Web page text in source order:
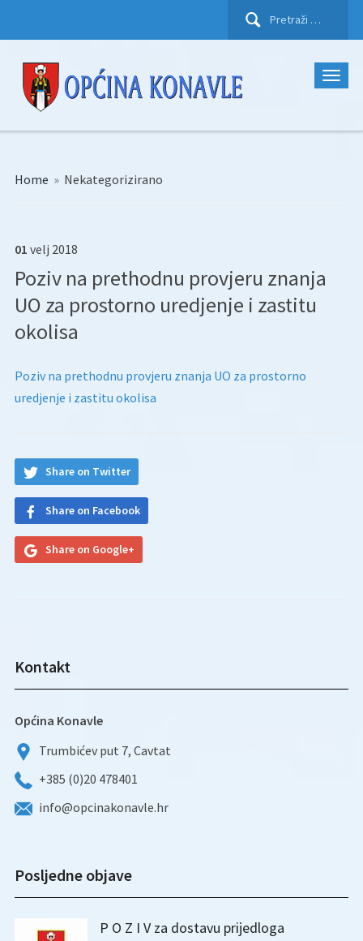
Pretraži:
Home » Nekategorizirano
01 velj 2018
Poziv na prethodnu provjeru znanja
UO za prostorno uredjenje i zastitu
okolisa
Poziv na prethodnu provjeru znanja UO za prostorno
uredjenje i zastitu okolisa
Share on Twitter
Share on Facebook
Share on Google+
Kontakt
Općina Konavle
Trumbićev put 7, Cavtat
+385 (0)20 478401
info@opcinakonavle.hr
Posljedne objave
P O Z I V za dostavu prijedloga